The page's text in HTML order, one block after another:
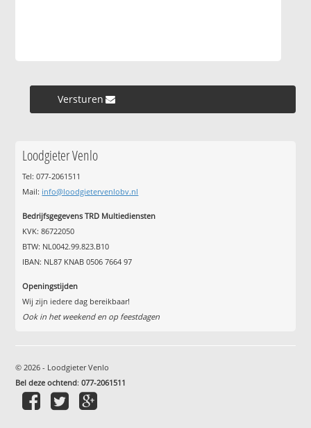
Versturen »
Loodgieter Venlo
Tel: 077-2061511
Mail: info@loodgietervenlobv.nl
Bedrijfsgegevens TRD Multiediensten
KVK: 86722050
BTW: NL0042.99.823.B10
IBAN: NL87 KNAB 0506 7664 97
Openingstijden
Wij zijn iedere dag bereikbaar!
Ook in het weekend en op feestdagen
© 2026 - Loodgieter Venlo
Bel deze ochtend:077-2061511